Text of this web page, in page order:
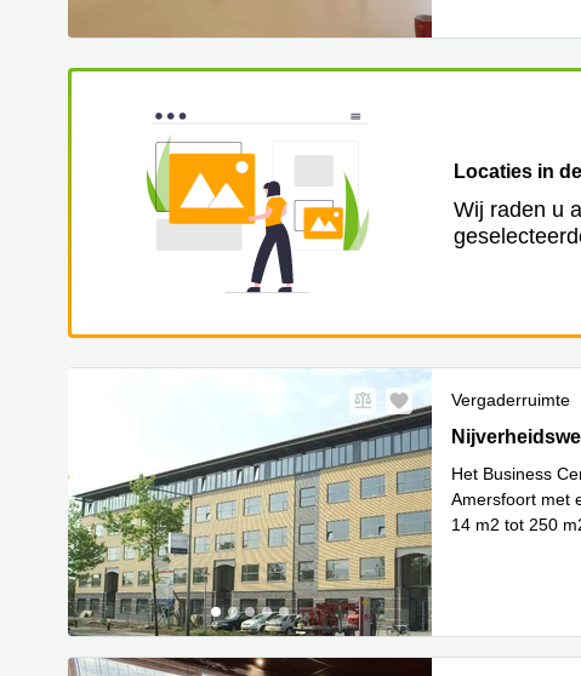
Locaties in
Wij raden u
Vergaderruimte
Nijverheidsweg
Het Business
Amersfoort met
14 m2 tot 250